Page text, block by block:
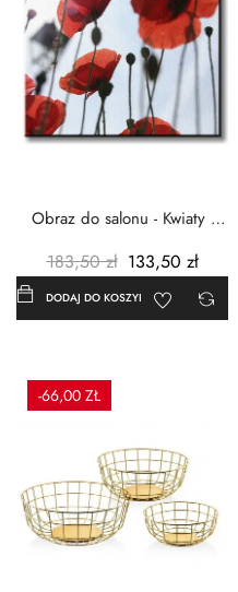
Obraz do salonu - Kwiaty -
183,50 zł 133,50 zł
DODAJ DO KOSZYKA
-66,00 ZŁ